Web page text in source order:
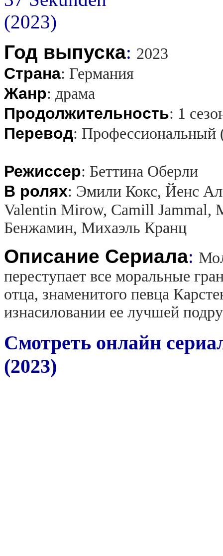
Год выпуска: 2023
Страна: Германия
Жанр: драма
Продолжительность: 1
Перевод: Профессиональный
Режиссер: Беттина Оберли
В ролях: Эмили Кокс, Йенс
Valentin Mirow, Camill Jammal,
Бенжамин, Михаэль Кранц
Описание Сериала:
переступает все моральные
отца, знаменитого певца
изнасиловании ее лучшей
Смотреть онлайн
(2023)